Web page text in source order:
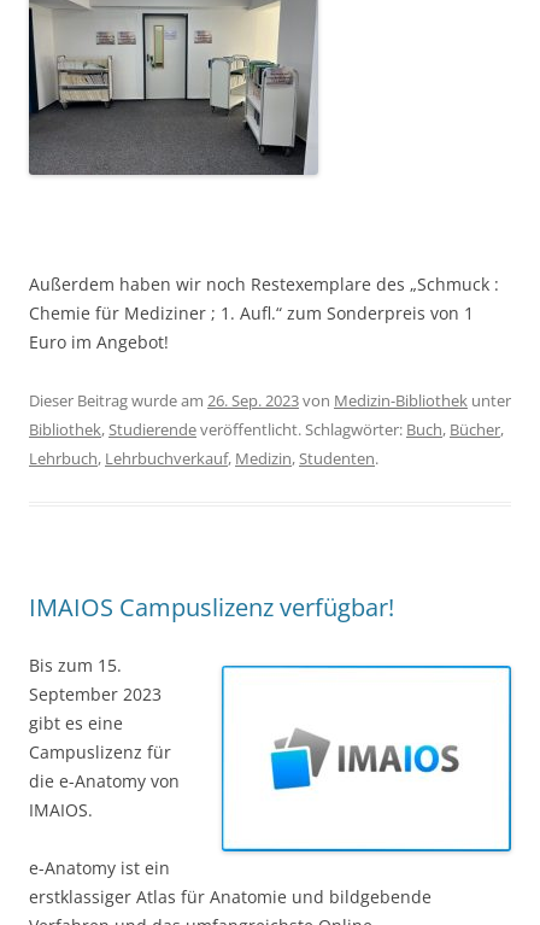
Außerdem haben wir noch Restexemplare des „Schmuck :
Chemie für Mediziner ; 1. Aufl.“ zum Sonderpreis von 1
Euro im Angebot!
Dieser Beitrag wurde am 26. Sep. 2023von Medizin-Bibliothek unter
Bibliothek,Studierendeveröffentlicht. Schlagwörter: Buch, Bücher,
Lehrbuch, Lehrbuchverkauf, Medizin,Studenten.
IMAIOS Campuslizenz verfügbar!
Bis zum 15.
September 2023
gibt es eine
Campuslizenz für
die e-Anatomy von
IMAIOS.
e-Anatomy ist ein
erstklassiger Atlas für Anatomie und bildgebende